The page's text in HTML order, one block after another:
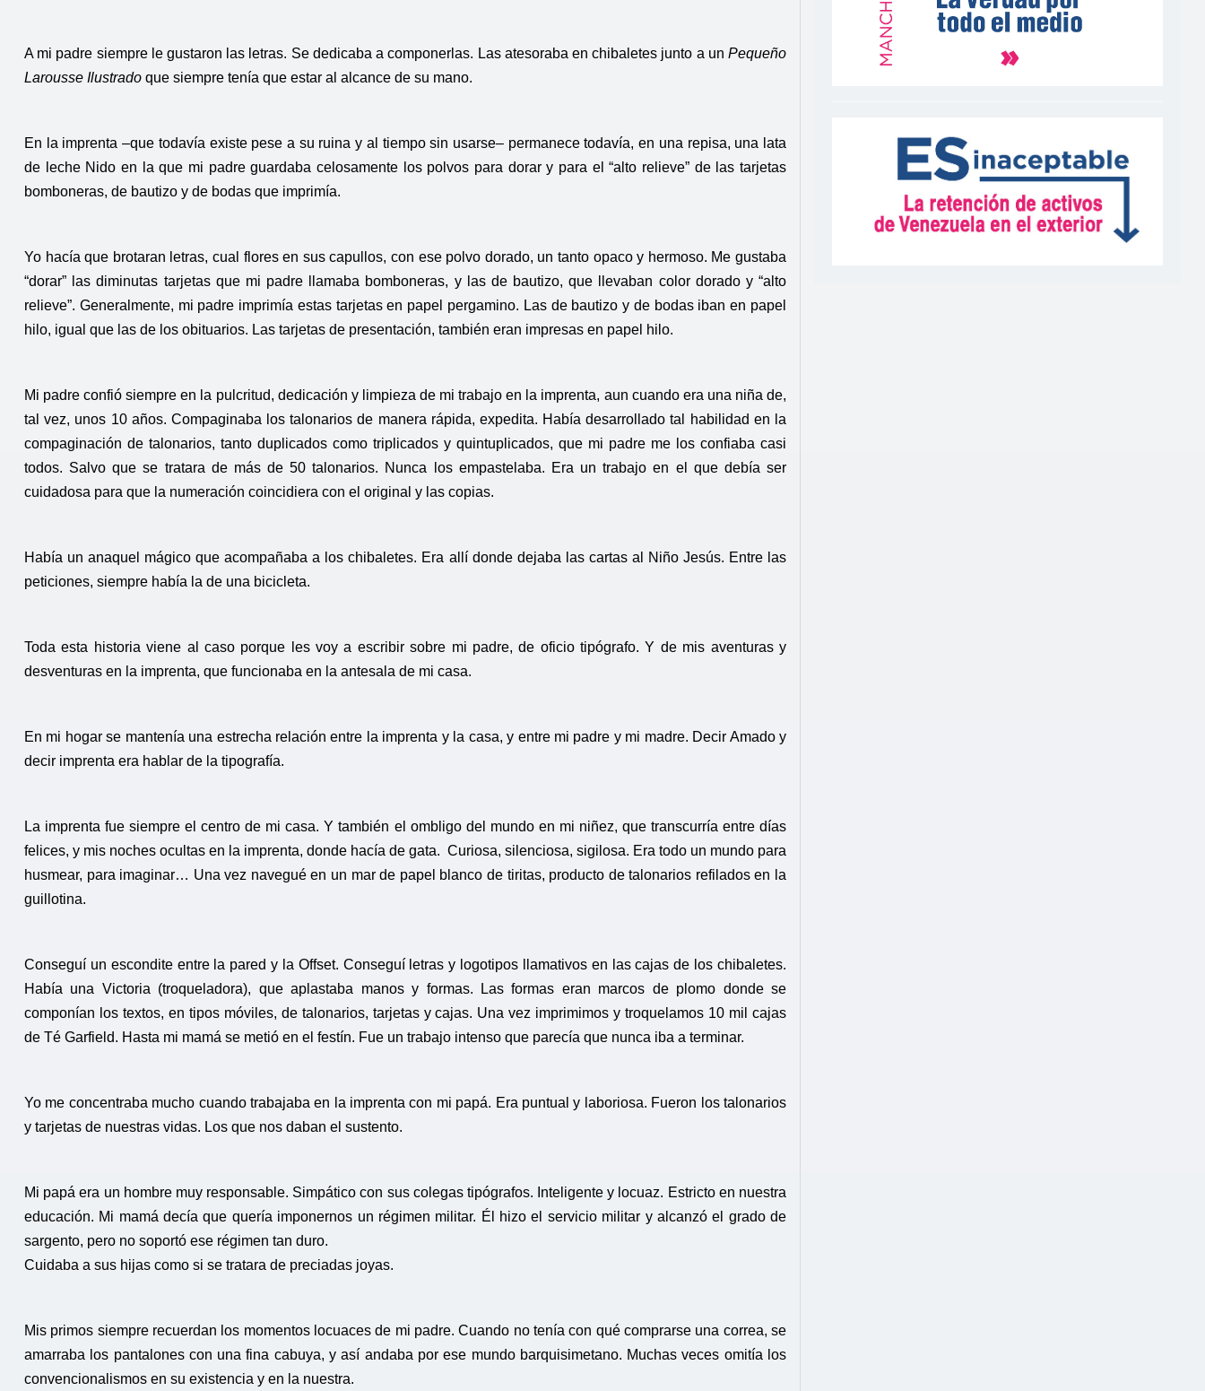
A mi padre siempre le gustaron las letras. Se dedicaba a componerlas. Las atesoraba en chibaletes junto a un Pequeño
Larousse Ilustrado que siempre tenía que estar al alcance de su mano.
En la imprenta –que todavía existe pese a su ruina y al tiempo sin usarse– permanece todavía, en una repisa, una lata
de leche Nido en la que mi padre guardaba celosamente los polvos para dorar y para el “alto relieve” de las tarjetas
bomboneras, de bautizo y de bodas que imprimía.
Yo hacía que brotaran letras, cual flores en sus capullos, con ese polvo dorado, un tanto opaco y hermoso. Me gustaba
“dorar” las diminutas tarjetas que mi padre llamaba bomboneras, y las de bautizo, que llevaban color dorado y “alto
relieve”. Generalmente, mi padre imprimía estas tarjetas en papel pergamino. Las de bautizo y de bodas iban en papel
hilo, igual que las de los obituarios. Las tarjetas de presentación, también eran impresas en papel hilo.
Mi padre confió siempre en la pulcritud, dedicación y limpieza de mi trabajo en la imprenta, aun cuando era una niña de,
tal vez, unos 10 años. Compaginaba los talonarios de manera rápida, expedita. Había desarrollado tal habilidad en la
compaginación de talonarios, tanto duplicados como triplicados y quintuplicados, que mi padre me los confiaba casi
todos. Salvo que se tratara de más de 50 talonarios. Nunca los empastelaba. Era un trabajo en el que debía ser
cuidadosa para que la numeración coincidiera con el original y las copias.
Había un anaquel mágico que acompañaba a los chibaletes. Era allí donde dejaba las cartas al Niño Jesús. Entre las
peticiones, siempre había la de una bicicleta.
Toda esta historia viene al caso porque les voy a escribir sobre mi padre, de oficio tipógrafo. Y de mis aventuras y
desventuras en la imprenta, que funcionaba en la antesala de mi casa.
En mi hogar se mantenía una estrecha relación entre la imprenta y la casa, y entre mi padre y mi madre. Decir Amado y
decir imprenta era hablar de la tipografía.
La imprenta fue siempre el centro de mi casa. Y también el ombligo del mundo en mi niñez, que transcurría entre días
felices, y mis noches ocultas en la imprenta, donde hacía de gata. Curiosa, silenciosa, sigilosa. Era todo un mundo para
husmear, para imaginar… Una vez navegué en un mar de papel blanco de tiritas, producto de talonarios refilados en la
guillotina.
Conseguí un escondite entre la pared y la Offset. Conseguí letras y logotipos llamativos en las cajas de los chibaletes.
Había una Victoria (troqueladora), que aplastaba manos y formas. Las formas eran marcos de plomo donde se
componían los textos, en tipos móviles, de talonarios, tarjetas y cajas. Una vez imprimimos y troquelamos 10 mil cajas
de Té Garfield. Hasta mi mamá se metió en el festín. Fue un trabajo intenso que parecía que nunca iba a terminar.
Yo me concentraba mucho cuando trabajaba en la imprenta con mi papá. Era puntual y laboriosa. Fueron los talonarios
y tarjetas de nuestras vidas. Los que nos daban el sustento.
Mi papá era un hombre muy responsable. Simpático con sus colegas tipógrafos. Inteligente y locuaz. Estricto en nuestra
educación. Mi mamá decía que quería imponernos un régimen militar. Él hizo el servicio militar y alcanzó el grado de
sargento, pero no soportó ese régimen tan duro.
Cuidaba a sus hijas como si se tratara de preciadas joyas.
Mis primos siempre recuerdan los momentos locuaces de mi padre. Cuando no tenía con qué comprarse una correa, se
amarraba los pantalones con una fina cabuya, y así andaba por ese mundo barquisimetano. Muchas veces omitía los
convencionalismos en su existencia y en la nuestra.